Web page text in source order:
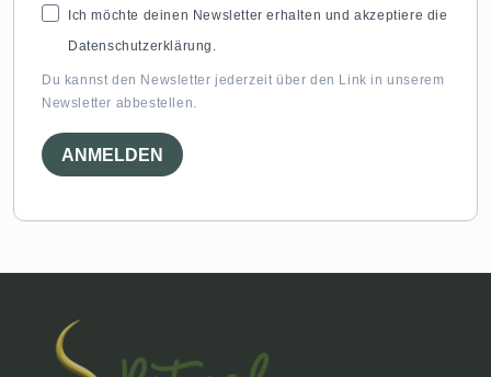
Ich möchte deinen Newsletter erhalten und akzeptiere die
Datenschutzerklärung.
Du kannst den Newsletter jederzeit über den Link in unserem
Newsletter abbestellen.
ANMELDEN